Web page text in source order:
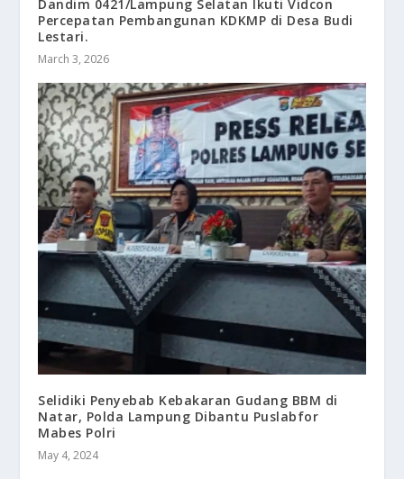
Dandim 0421/Lampung Selatan Ikuti Vidcon
Percepatan Pembangunan KDKMP di Desa Budi
Lestari.
March 3, 2026
Selidiki Penyebab Kebakaran Gudang BBM di
Natar, Polda Lampung Dibantu Puslabfor
Mabes Polri
May 4, 2024